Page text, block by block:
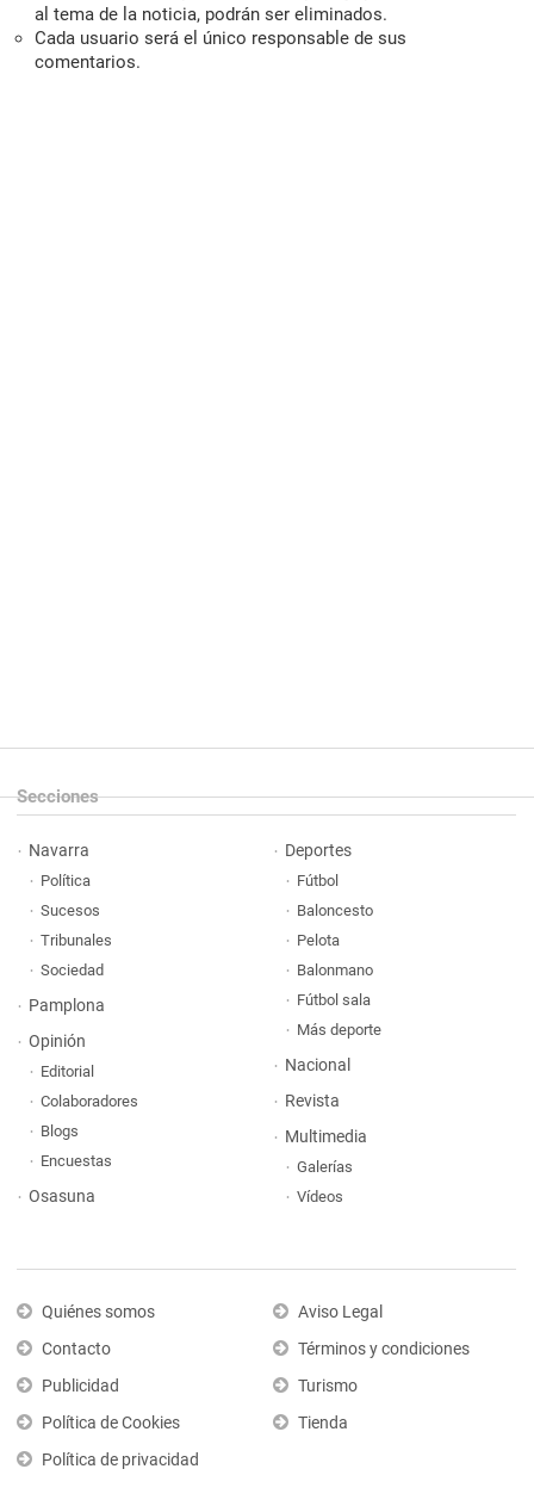
al tema de la noticia, podrán ser eliminados.
Cada usuario será el único responsable de sus
comentarios.
Secciones
Navarra
Política
Sucesos
Tribunales
Sociedad
Pamplona
Opinión
Editorial
Colaboradores
Blogs
Encuestas
Osasuna
Deportes
Fútbol
Baloncesto
Pelota
Balonmano
Fútbol sala
Más deporte
Nacional
Revista
Multimedia
Galerías
Vídeos
Quiénes somos
Contacto
Publicidad
Política de Cookies
Política de privacidad
Aviso Legal
Términos y condiciones
Turismo
Tienda